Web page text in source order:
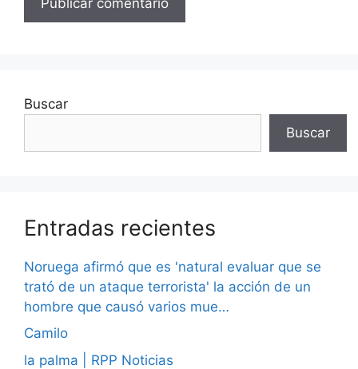
Buscar
Buscar
Entradas recientes
Noruega afirmó que es 'natural evaluar que se
trató de un ataque terrorista' la acción de un
hombre que causó varios mue…
Camilo
la palma | RPP Noticias